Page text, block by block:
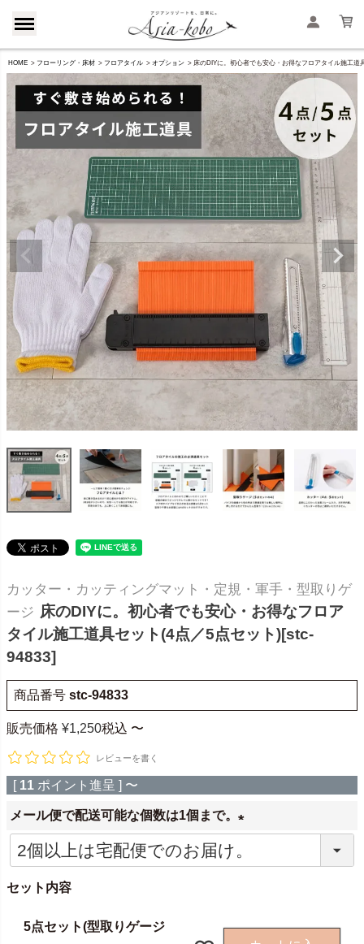
HOME フローリング・床材 フロアタイル オプション 床のDIYに。初心者でも安心・お得なフロアタイル施工道
カッター・カッティングマット・定規・軍手・型取りゲ
ージ 床のDIYに。初心者でも安心・お得なフロア
タイル施工道具セット(4点／5点セット)[stc-
94833]
商品番号 stc-94833
販売価格 ¥1,250税込 〜
レビューを書く
[ 11 ポイント進呈 ] 〜
メール便で配送可能な個数は1個まで。
必
セット内容
5点セット(型取りゲージ